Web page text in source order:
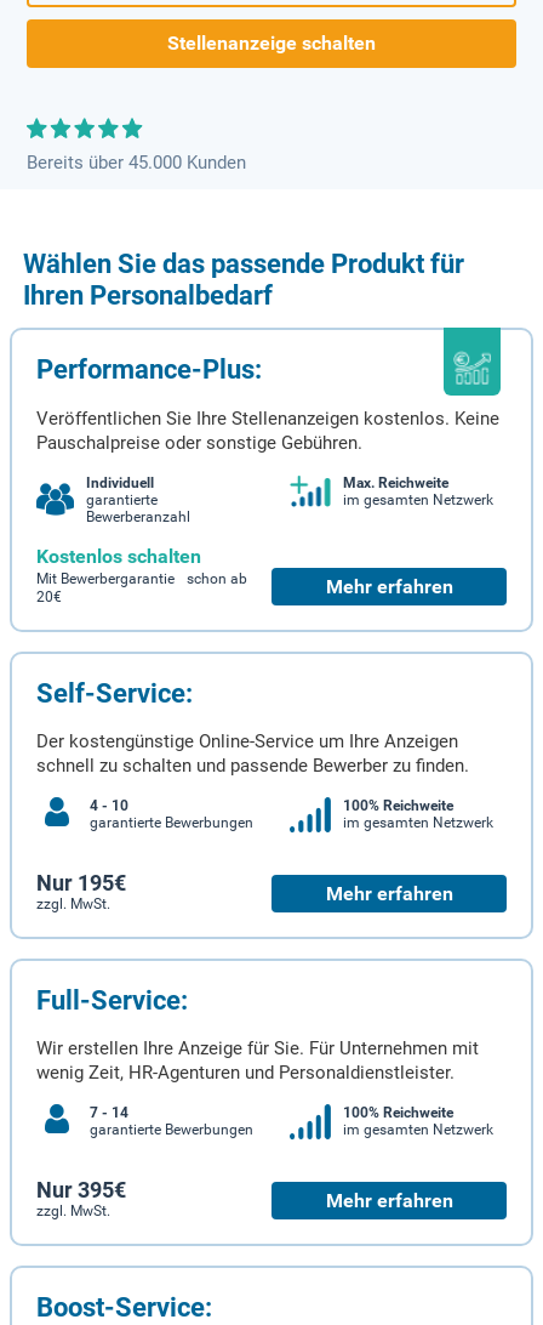
Stellenanzeige schalten
Bereits über 45.000 Kunden
Wählen Sie das passende Produkt für
Ihren Personalbedarf
Performance-Plus:
Veröffentlichen Sie Ihre Stellenanzeigen kostenlos. Keine
Pauschalpreise oder sonstige Gebühren.
Individuell
garantierte
Bewerberanzahl
Max. Reichweite
im gesamten Netzwerk
Kostenlos schalten
Mit Bewerbergarantie schon ab
20€
Mehr erfahren
Self-Service:
Der kostengünstige Online-Service um Ihre Anzeigen
schnell zu schalten und passende Bewerber zu finden.
4 - 10
garantierte Bewerbungen
100% Reichweite
im gesamten Netzwerk
Nur 195€
zzgl. MwSt. Mehr erfahren
Full-Service:
Wir erstellen Ihre Anzeige für Sie. Für Unternehmen mit
wenig Zeit, HR-Agenturen und Personaldienstleister.
7 - 14
garantierte Bewerbungen
100% Reichweite
im gesamten Netzwerk
Nur 395€
zzgl. MwSt. Mehr erfahren
Boost-Service: